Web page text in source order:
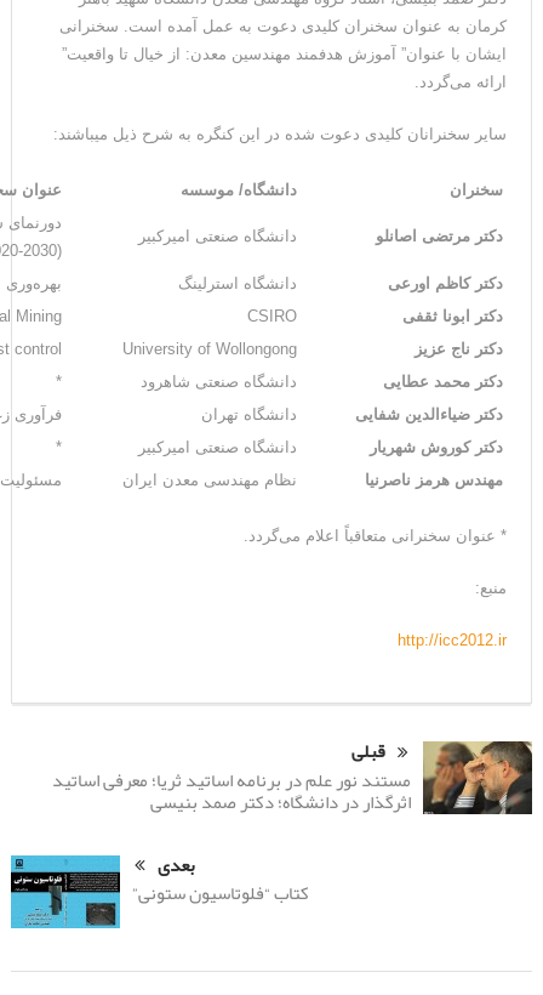
کرمان به عنوان سخنران کلیدی دعوت به عمل آمده است. سخنرانی
ایشان با عنوان” آموزش هدفمند مهندسین معدن: از خیال تا واقعیت”
ارائه می‌گردد.
سایر سخنرانان کلیدی دعوت شده در این کنگره به شرح ذیل می­باشند:
سخنران دانشگاه/ موسسه عنوان
دکتر مرتضی اصانلو دانشگاه صنعتی امیرکبیر
(2030-2020)
دکتر کاظم اورعی
دانشگاه استرلینگ
دکتر ابونا ثقفی
CSIRO
Mining
دکتر ناج عزیز
University of Wollongong
control
دکتر محمد عطایی
دانشگاه صنعتی شاهرود
*
دکتر ضیاءالدین شفایی
دانشگاه تهران
فرآوری
دکتر کوروش شهریار
دانشگاه صنعتی امیرکبیر
*
مهندس هرمز ناصرنیا
نظام مهندسی معدن ایران
* عنوان سخنرانی متعاقباً اعلام می‌گردد.
منبع:
http://icc2012.ir
قبلی
مستند نور علم در برنامه اساتید ثریا؛ معرفی اساتید
اثرگذار در دانشگاه؛ دکتر صمد بنیسی
بعدی
کتاب “فلوتاسیون ستونی”